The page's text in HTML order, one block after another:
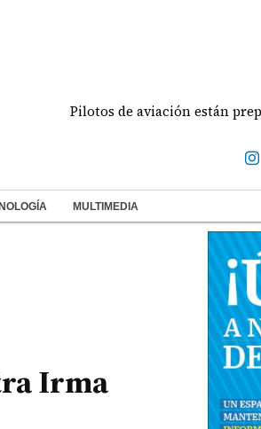
Pilotos de aviación están
MULTIMEDIA
Irma